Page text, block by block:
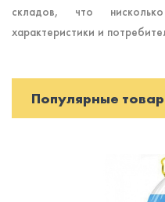
складов, что
характеристики и
Популярные